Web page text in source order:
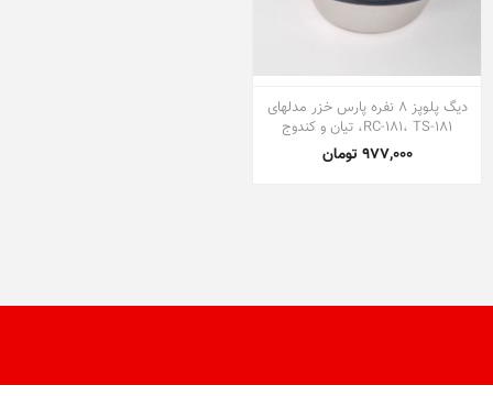
دیگ پلوپز ۸ نفره پارس خزر مدلهای
RC-181، TS-181، تیان و کندوج
977,000 تومان